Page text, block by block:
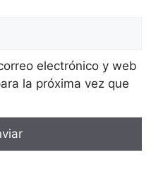
electrónico y web
la próxima vez que